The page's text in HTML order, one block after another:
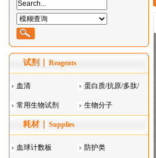
试剂 Reagents
血清 蛋白质/抗原/多肽/
酶
常用生物试剂 生物分子
耗材 Supplies
血球计数板 防护类